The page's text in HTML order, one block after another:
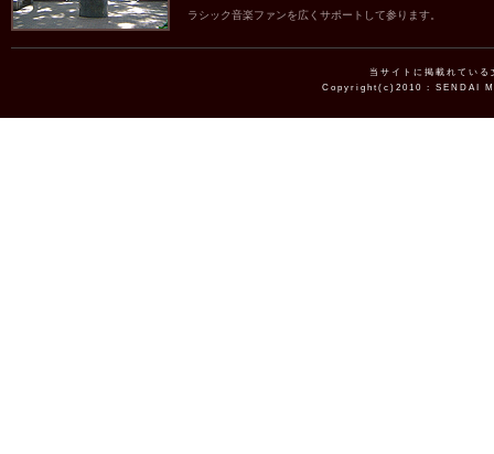
ラシック音楽ファンを広くサポートして参ります。
当サイトに掲載れてい
Copyright(c)2010 : SENDAI